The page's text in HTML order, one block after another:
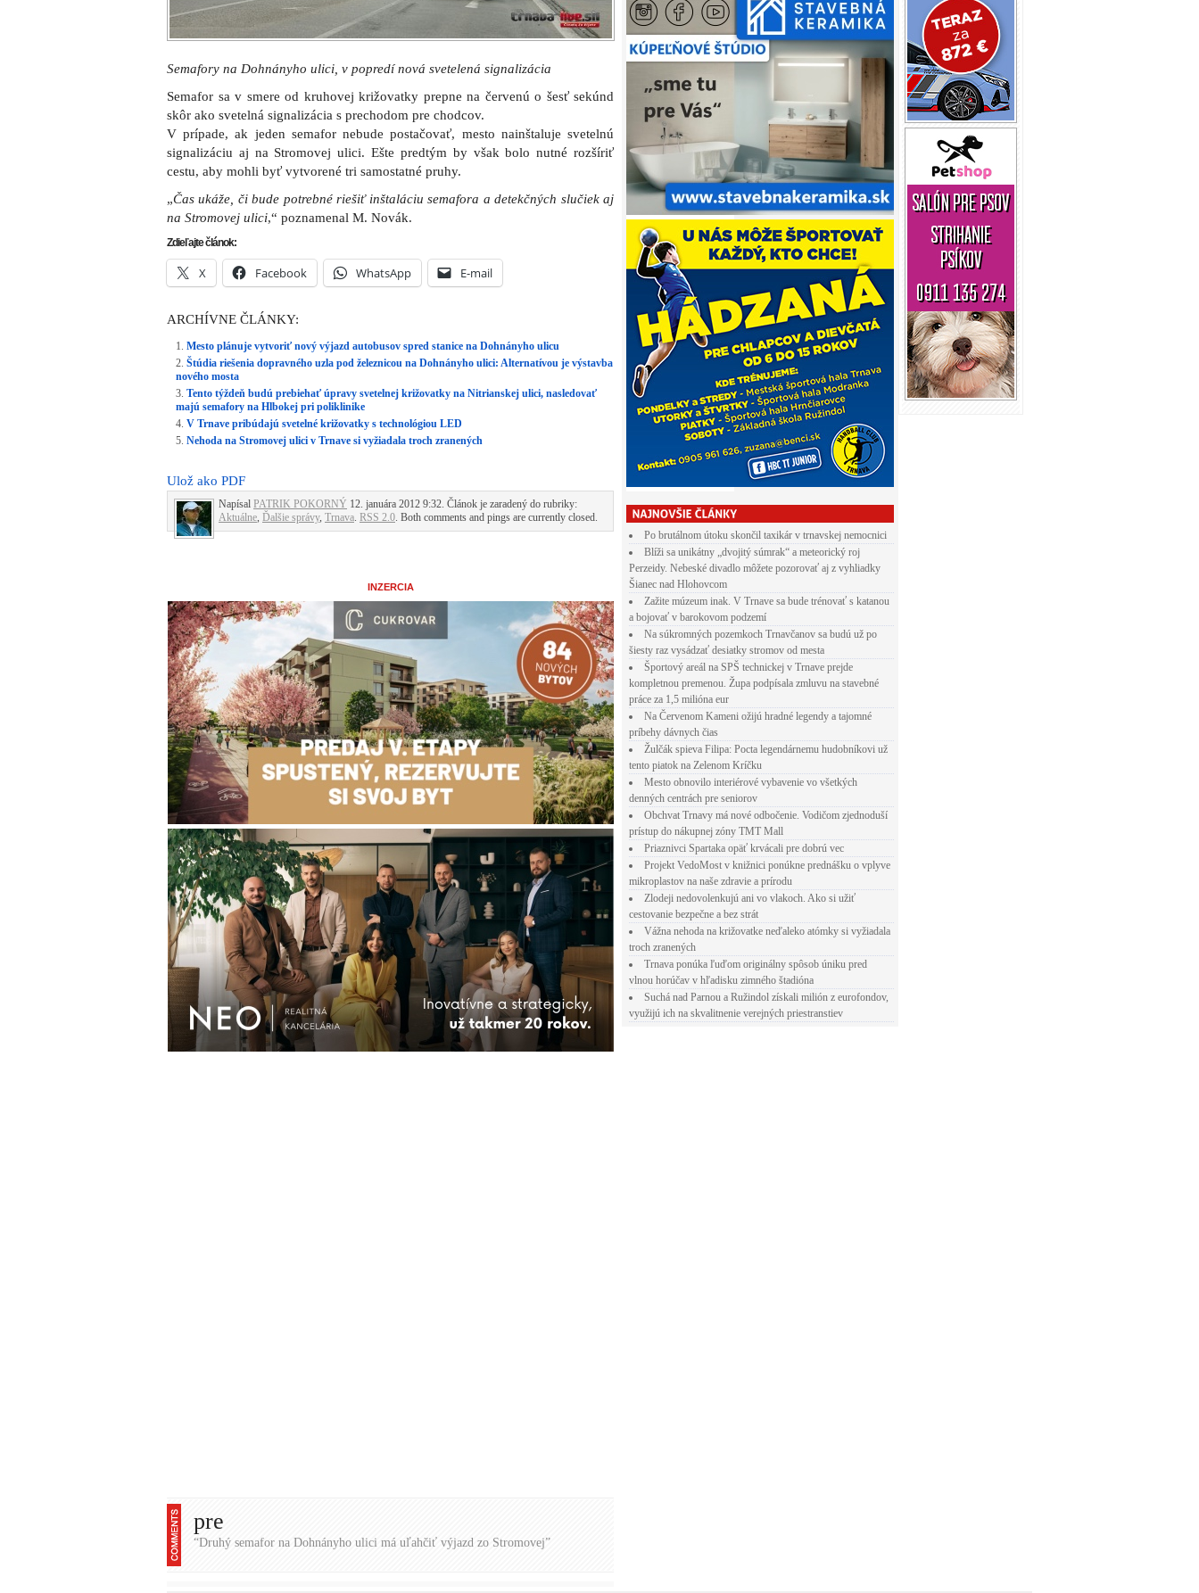
Semafory na Dohnányho ulici, v popredí nová svetelená signalizácia
Semafor sa v smere od kruhovej križovatky prepne na červenú o šesť sekúnd
skôr ako svetelná signalizácia s prechodom pre chodcov.
V prípade, ak jeden semafor nebude postačovať, mesto nainštaluje svetelnú
signalizáciu aj na Stromovej ulici. Ešte predtým by však bolo nutné rozšíriť
cestu, aby mohli byť vytvorené tri samostatné pruhy.
„Čas ukáže, či bude potrebné riešiť inštaláciu semafora a detekčných slučiek aj
na Stromovej ulici,“ poznamenal M. Novák.
Zdieľajte článok:
X Facebook WhatsApp E-mail
ARCHÍVNE ČLÁNKY:
Mesto plánuje vytvoriť nový výjazd autobusov spred stanice na Dohnányho ulicu
Štúdia riešenia dopravného uzla pod železnicou na Dohnányho ulici: Alternatívou je výstavba
nového mosta
Tento týždeň budú prebiehať úpravy svetelnej križovatky na Nitrianskej ulici, nasledovať
majú semafory na Hlbokej pri poliklinike
V Trnave pribúdajú svetelné križovatky s technológiou LED
Nehoda na Stromovej ulici v Trnave si vyžiadala troch zranených
Ulož ako PDF
Napísal PATRIK POKORNÝ 12. januára 2012 9:32. Článok je zaradený do rubriky:
Aktuálne, Ďalšie správy, Trnava. RSS 2.0. Both comments and pings are currently closed.
INZERCIA
pre
“Druhý semafor na Dohnányho ulici má uľahčiť výjazd zo Stromovej”
Po brutálnom útoku skončil taxikár v trnavskej nemocnici
Blíži sa unikátny „dvojitý súmrak“ a meteorický roj
Perzeidy. Nebeské divadlo môžete pozorovať aj z vyhliadky
Šianec nad Hlohovcom
Zažite múzeum inak. V Trnave sa bude trénovať s katanou
a bojovať v barokovom podzemí
Na súkromných pozemkoch Trnavčanov sa budú už po
šiesty raz vysádzať desiatky stromov od mesta
Športový areál na SPŠ technickej v Trnave prejde
kompletnou premenou. Župa podpísala zmluvu na stavebné
práce za 1,5 milióna eur
Na Červenom Kameni ožijú hradné legendy a tajomné
príbehy dávnych čias
Žulčák spieva Filipa: Pocta legendárnemu hudobníkovi už
tento piatok na Zelenom Kríčku
Mesto obnovilo interiérové vybavenie vo všetkých
denných centrách pre seniorov
Obchvat Trnavy má nové odbočenie. Vodičom zjednoduší
prístup do nákupnej zóny TMT Mall
Priaznivci Spartaka opäť krvácali pre dobrú vec
Projekt VedoMost v knižnici ponúkne prednášku o vplyve
mikroplastov na naše zdravie a prírodu
Zlodeji nedovolenkujú ani vo vlakoch. Ako si užiť
cestovanie bezpečne a bez strát
Vážna nehoda na križovatke neďaleko atómky si vyžiadala
troch zranených
Trnava ponúka ľuďom originálny spôsob úniku pred
vlnou horúčav v hľadisku zimného štadióna
Suchá nad Parnou a Ružindol získali milión z eurofondov,
využijú ich na skvalitnenie verejných priestranstiev